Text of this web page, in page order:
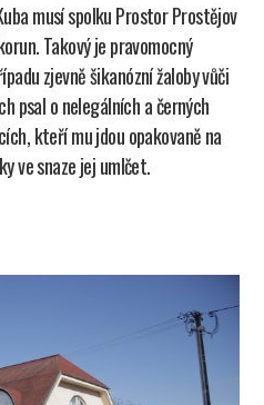
musí spolku Prostor Prostějov
Takový je pravomocný
zjevně šikanózní žaloby vůči
psal o nelegálních a černých
kteří mu jdou opakovaně na
ve snaze jej umlčet.